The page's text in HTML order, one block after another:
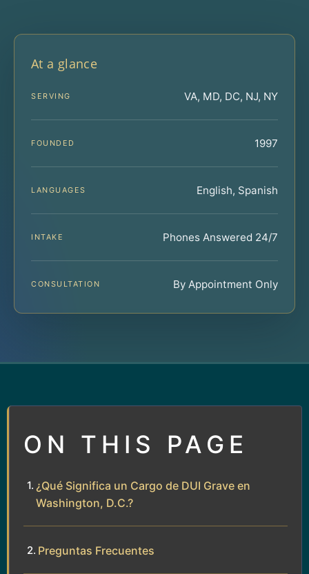
At a glance
SERVING VA, MD, DC, NJ, NY
FOUNDED 1997
LANGUAGES English, Spanish
INTAKE Phones Answered 24/7
CONSULTATION By Appointment Only
ON THIS PAGE
¿Qué Significa un Cargo de DUI Grave en
Washington, D.C.?
Preguntas Frecuentes